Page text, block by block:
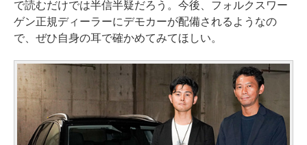
で読むだけでは半信半疑だろう。今後、フォルクスワー
ゲン正規ディーラーにデモカーが配備されるようなの
で、ぜひ自身の耳で確かめてみてほしい。